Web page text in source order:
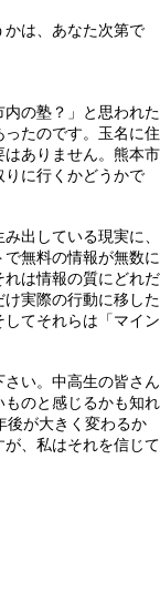
は、あなた次第で
の塾？」と思われた
たのです。玉名に住
ありません。熊本市
に行くかどうかで
出している現実に、
無料の情報が無数に
は情報の質にどれだ
実際の行動に移した
てそれらは「マイン
い。中高生の皆さん
のと感じるかも知れ
後が大きく変わるか
、私はそれを信じて